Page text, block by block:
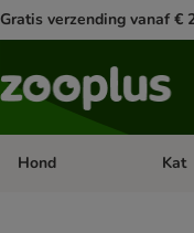
Gratis verzending vanaf €
Hond Kat